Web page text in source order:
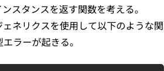
スタンスを返す関数を考える。
ネリクスを使用して以下のような関
ラーが起きる。